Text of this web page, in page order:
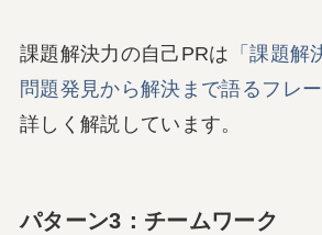
課題解決力の自己PRは 「課題
問題発見から解決まで語るフレー
詳しく解説しています。
パターン3：チームワーク